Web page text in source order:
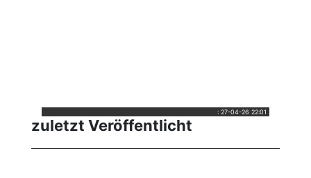
: 27-04-26 22:01
zuletzt Veröffentlicht